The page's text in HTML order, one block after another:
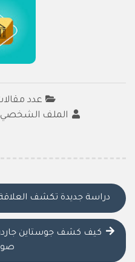
عدد مقالات
الملف الشخصي
دراسة جديدة تكشف
كيف كشف جوستاين